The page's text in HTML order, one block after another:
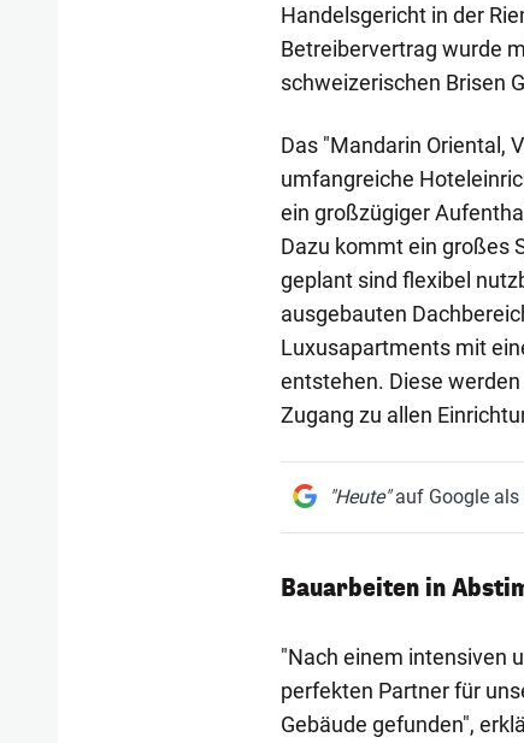
Handelsgericht in der
Betreibervertrag wurde
schweizerischen Brisen
Das "Mandarin Oriental,
umfangreiche
ein großzügiger
Dazu kommt ein großes
geplant sind flexibel
ausgebauten
Luxusapartments mit
entstehen. Diese
Zugang zu allen
"Heute"auf Google als
Bauarbeiten in
"Nach einem intensiven
perfekten Partner für
Gebäude gefunden",